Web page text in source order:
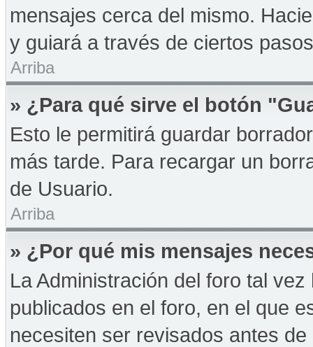
mensajes cerca del mismo.
y guiará a través de ciertos
Arriba
» ¿Para qué sirve el botón
Esto le permitirá guardar
más tarde. Para recargar un
de Usuario.
Arriba
» ¿Por qué mis mensajes
La Administración del foro tal
publicados en el foro, en el que
necesiten ser revisados antes